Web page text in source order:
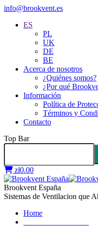
info@brookvent.es
ES
PL
UK
DE
BE
Acerca de nosotros
¿Quiénes somos?
¿Por qué
Información
Política de
Términos y
Contacto
Top Bar
zł0.00
Brookvent España
Sistemas de Ventilacion que
Home